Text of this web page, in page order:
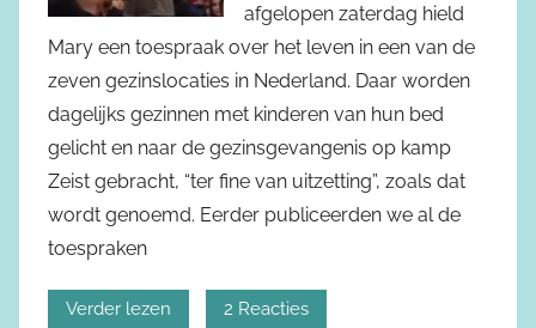
afgelopen zaterdag hield
Mary een toespraak over het leven in een van de
zeven gezinslocaties in Nederland. Daar worden
dagelijks gezinnen met kinderen van hun bed
gelicht en naar de gezinsgevangenis op kamp
Zeist gebracht, “ter fine van uitzetting”, zoals dat
wordt genoemd. Eerder publiceerden we al de
toespraken
Verder lezen 2 Reacties